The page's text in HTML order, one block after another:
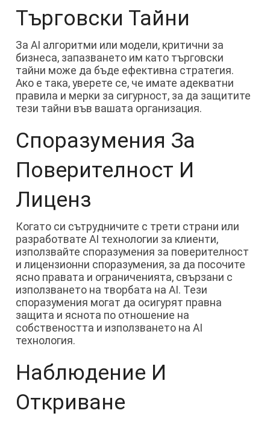
Търговски Тайни
За AI алгоритми или модели, критични за
бизнеса, запазването им като търговски
тайни може да бъде ефективна стратегия.
Ако е така, уверете се, че имате адекватни
правила и мерки за сигурност, за да защитите
тези тайни във вашата организация.
Споразумения За
Поверителност И
Лиценз
Когато си сътрудничите с трети страни или
разработвате AI технологии за клиенти,
използвайте споразумения за поверителност
и лицензионни споразумения, за да посочите
ясно правата и ограниченията, свързани с
използването на творбата на AI. Тези
споразумения могат да осигурят правна
защита и яснота по отношение на
собствеността и използването на AI
технология.
Наблюдение И
Откриване